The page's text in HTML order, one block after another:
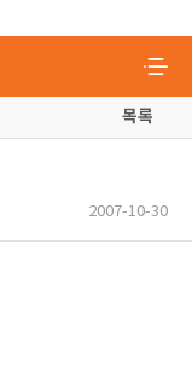
목록
2007-10-30